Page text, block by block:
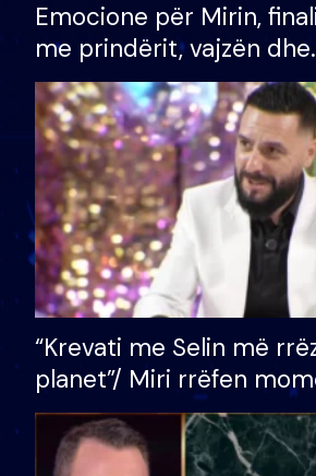
Emocione për Mirin,
me prindërit, vajzën dhe
bashkëshorten: S’kemi
divorci apo jo?
“Krevati me Selin më
planet”/ Miri rrëfen
bukura në shtëpinë e
mungojë zilja e